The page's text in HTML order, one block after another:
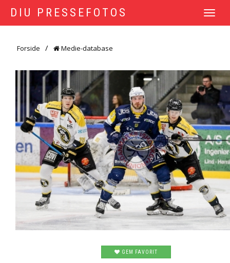
DIU PRESSEFOTOS
TOGGLE
Forside Medie-database
GEM FAVORIT